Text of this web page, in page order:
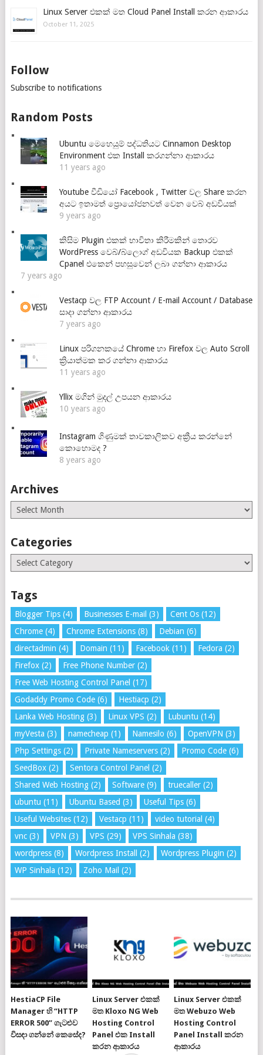
Linux Server එකක් මත Cloud Panel Install කරන ආකාරය
October 11, 2025
Follow
Subscribe to notifications
Random Posts
Ubuntu මෙහෙයුම් පද්ධතියට Cinnamon Desktop
Environment එක Install කරගන්නා ආකාරය
11 years ago
Youtube වීඩියෝ Facebook , Twitter වල Share කරන
අයට ඉතාමත් ප්‍රොයෝජනවත් වෙන වෙබ් අඩවියක්
9 years ago
කිසිම Plugin එකක් භාවිතා කිරීමකින් තොරව
WordPress වෙබ්/බ්ලොග් අඩවියක Backup එකක්
Cpanel එකෙන් පහසුවෙන් ලබා ගන්නා ආකාරය
7 years ago
Vestacp වල FTP Account / E-mail Account / Database
සාදා ගන්නා ආකාරය
7 years ago
Linux පරිගනකයේ Chrome හා Firefox වල Auto Scroll
ක්‍රියාත්මක කර ගන්නා ආකාරය
11 years ago
Yllix මගින් මුදල් උපයන ආකාරය
10 years ago
Instagram ගිණුමක් තාවකාලිකව අක්‍රීය කරන්නේ
කොහොමද ?
8 years ago
Archives
Archives
Categories
Categories
Tags
Blogger Tips(4) Businesses E-mail (3) Cent Os(12)
Chrome(4) Chrome Extensions(8) Debian (6)
directadmin (4) Domain (11) Facebook (11) Fedora (2)
Firefox(2) Free Phone Number(2)
Free Web Hosting Control Panel (17)
Godaddy Promo Code(6) Hestiacp (2)
Lanka Web Hosting(3) Linux VPS (2) Lubuntu (14)
myVesta (3) namecheap (1) Namesilo (6) OpenVPN (3)
Php Settings(2) Private Nameservers(2) Promo Code(6)
SeedBox(2) Sentora Control Panel (2)
Shared Web Hosting(2) Software(9) truecaller(2)
ubuntu (11) Ubuntu Based (3) Useful Tips(6)
Useful Websites(12) Vestacp (11) video tutorial (4)
vnc(3) VPN (3) VPS (29) VPS Sinhala (38)
wordpress(8) Wordpress Install (2) Wordpress Plugin (2)
WP Sinhala (12) Zoho Mail (2)
HestiaCP File
Manager හි “HTTP
ERROR 500” ගැටළුව
විසඳා ගන්නේ කෙසේද?
Linux Server එකක්
මත Kloxo NG Web
Hosting Control
Panel එක Install
කරන ආකාරය
Linux Server එකක්
මත Webuzo Web
Hosting Control
Panel Install කරන
ආකාරය